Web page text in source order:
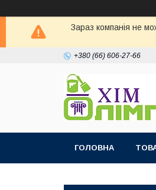
Зараз компанія не
+380 (66) 606-27-66
ГОЛОВНА